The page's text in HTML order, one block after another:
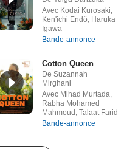
Avec Kodai Kurosaki,
Ken'ichi Endô, Haruka
Igawa
Bande-annonce
Cotton Queen
De Suzannah
Mirghani
Avec Mihad Murtada,
Rabha Mohamed
Mahmoud, Talaat Farid
Bande-annonce